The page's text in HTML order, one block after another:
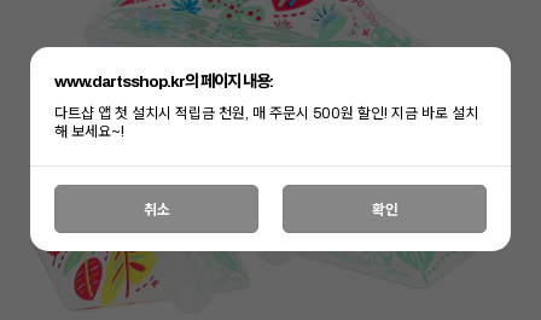
www.dartsshop.kr의 페이지 내용:
다트샵 앱 첫 설치시 적립금 천원, 매 주문시 500원 할인! 지금 바로 설치
해 보세요~!
취소 확인